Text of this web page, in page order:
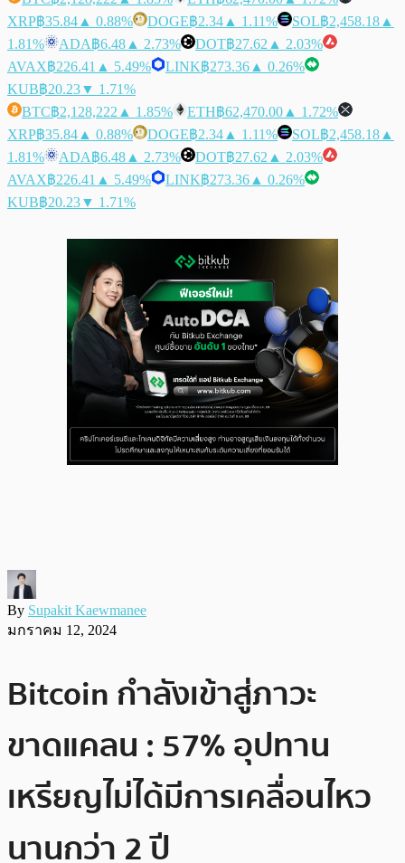
XRP฿35.84 ▲ 0.88% DOGE฿2.34 ▲ 1.11% SOL฿2,458.18 ▲
1.81%
ADA฿6.48 ▲ 2.73% DOT฿27.62 ▲ 2.03%
AVAX฿226.41 ▲ 5.49% LINK฿273.36 ▲ 0.26%
KUB฿20.23▼ 1.71%
BTC฿2,128,222 ▲ 1.85% ETH฿62,470.00 ▲ 1.72%
XRP฿35.84 ▲ 0.88% DOGE฿2.34 ▲ 1.11% SOL฿2,458.18 ▲
1.81%
ADA฿6.48 ▲ 2.73% DOT฿27.62 ▲ 2.03%
AVAX฿226.41 ▲ 5.49% LINK฿273.36 ▲ 0.26%
KUB฿20.23▼ 1.71%
By Supakit Kaewmanee
มกราคม 12, 2024
Bitcoin กำลังเข้าสู่ภาวะ
ขาดแคลน : 57% อุปทาน
เหรียญไม่ได้มีการเคลื่อนไหว
นานกว่า 2 ปี